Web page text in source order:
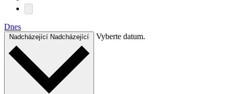
Dnes
Nadcházející Nadcházející Vyberte datum.